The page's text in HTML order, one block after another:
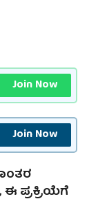
Join Now
Join Now
ಈ ಪ್ರಕ್ರಿಯೆಗೆ